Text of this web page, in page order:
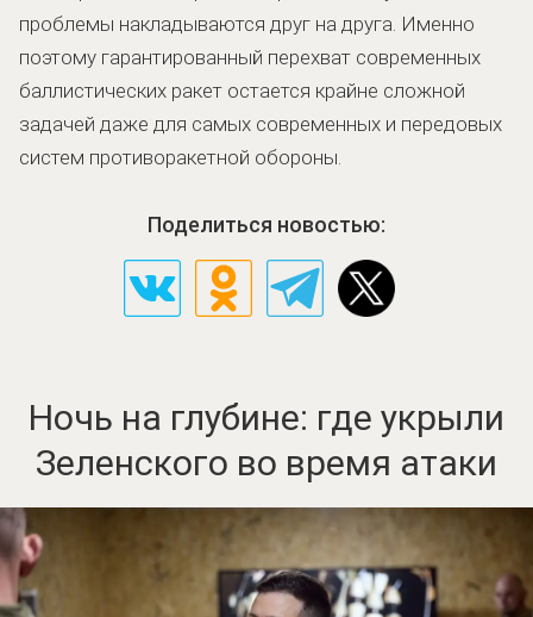
проблемы накладываются друг на друга. Именно
поэтому гарантированный перехват современных
баллистических ракет остается крайне сложной
задачей даже для самых современных и передовых
систем противоракетной обороны.
Поделиться новостью:
Ночь на глубине: где укрыли
Зеленского во время атаки